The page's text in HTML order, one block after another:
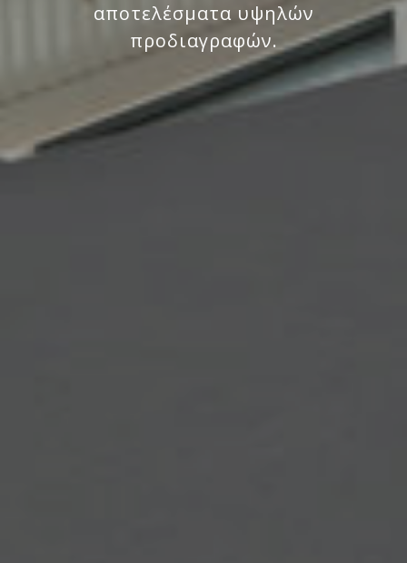
αποτελέσματα υψηλών
προδιαγραφών.